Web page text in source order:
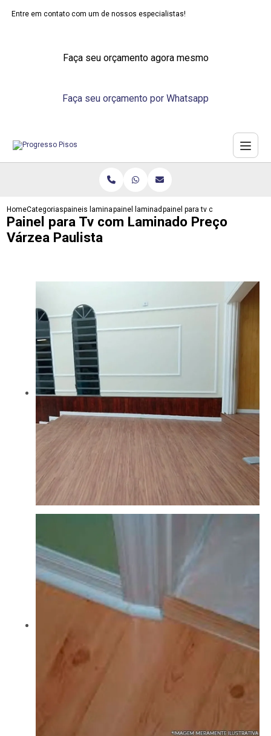
Entre em contato com um de nossos especialistas!
Faça seu orçamento agora mesmo
Faça seu orçamento por Whatsapp
HomeCategoriaspaineis laminadospainel laminado para paredepainel para tv com laminado
Painel para Tv com Laminado Preço
Várzea Paulista